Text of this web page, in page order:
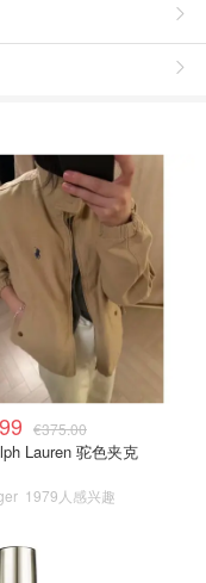
€375.00
Lauren 驼色夹克
1979人感兴趣